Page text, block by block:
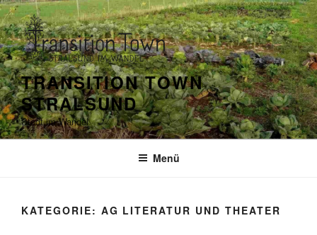
Zum
Inhalt
springen
TRANSITION TOWN
STRALSUND
Stadt im Wandel
Menü
KATEGORIE: AG LITERATUR UND THEATER